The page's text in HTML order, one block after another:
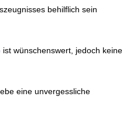
behilflich sein
ist wünschenswert, jedoch keine
eine unvergessliche